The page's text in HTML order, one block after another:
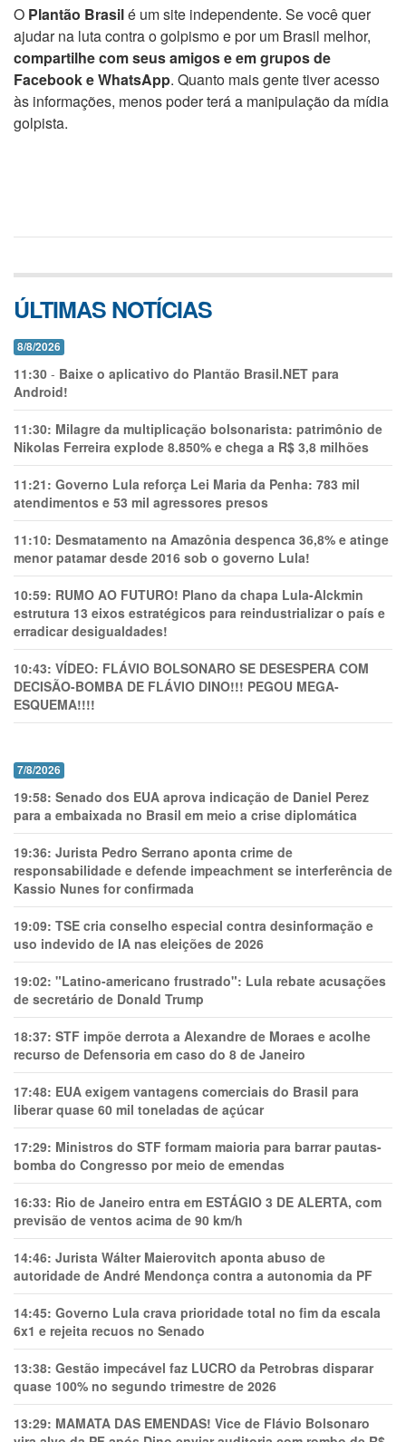
O Plantão Brasilé um site independente. Se você quer
ajudar na luta contra o golpismo e por um Brasil melhor,
compartilhe com seus amigos e em grupos de
Facebook e WhatsApp. Quanto mais gente tiver acesso
às informações, menos poder terá a manipulação da mídia
golpista.
ÚLTIMAS NOTÍCIAS
8/8/2026
11:30 - Baixe o aplicativo do Plantão Brasil.NET para
Android!
11:30: Milagre da multiplicação bolsonarista: patrimônio de
Nikolas Ferreira explode 8.850% e chega a R$ 3,8 milhões
11:21: Governo Lula reforça Lei Maria da Penha: 783 mil
atendimentos e 53 mil agressores presos
11:10: Desmatamento na Amazônia despenca 36,8% e atinge
menor patamar desde 2016 sob o governo Lula!
10:59: RUMO AO FUTURO! Plano da chapa Lula-Alckmin
estrutura 13 eixos estratégicos para reindustrializar o país e
erradicar desigualdades!
10:43: VÍDEO: FLÁVIO BOLSONARO SE DESESPERA COM
DECISÃO-BOMBA DE FLÁVIO DINO!!! PEGOU MEGA-
ESQUEMA!!!!
7/8/2026
19:58: Senado dos EUA aprova indicação de Daniel Perez
para a embaixada no Brasil em meio a crise diplomática
19:36: Jurista Pedro Serrano aponta crime de
responsabilidade e defende impeachment se interferência de
Kassio Nunes for confirmada
19:09: TSE cria conselho especial contra desinformação e
uso indevido de IA nas eleições de 2026
19:02: "Latino-americano frustrado": Lula rebate acusações
de secretário de Donald Trump
18:37: STF impõe derrota a Alexandre de Moraes e acolhe
recurso de Defensoria em caso do 8 de Janeiro
17:48: EUA exigem vantagens comerciais do Brasil para
liberar quase 60 mil toneladas de açúcar
17:29: Ministros do STF formam maioria para barrar pautas-
bomba do Congresso por meio de emendas
16:33: Rio de Janeiro entra em ESTÁGIO 3 DE ALERTA, com
previsão de ventos acima de 90 km/h
14:46: Jurista Wálter Maierovitch aponta abuso de
autoridade de André Mendonça contra a autonomia da PF
14:45: Governo Lula crava prioridade total no fim da escala
6x1 e rejeita recuos no Senado
13:38: Gestão impecável faz LUCRO da Petrobras disparar
quase 100% no segundo trimestre de 2026
13:29: MAMATA DAS EMENDAS! Vice de Flávio Bolsonaro